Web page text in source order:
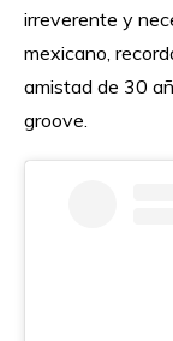
irreverente y
mexicano,
amistad de 30
groove.